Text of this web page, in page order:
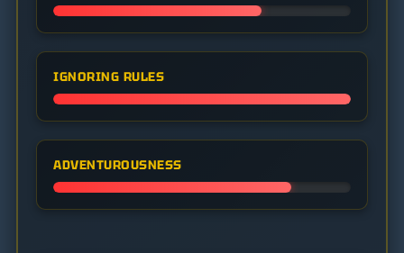
IGNORING RULES
ADVENTUROUSNESS